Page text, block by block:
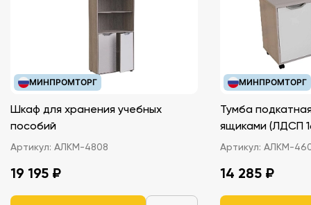
МИНПРОМТОРГ
Шкаф для хранения учебных
пособий
Артикул: АЛКМ-4808
19 195 ₽
МИНПРОМТОРГ
Тумба
ящиками
Артикул: АЛКМ-
14 285 ₽